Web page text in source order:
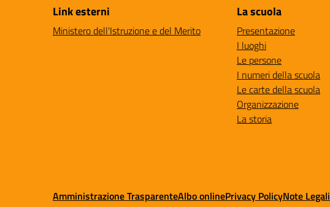
Link esterni
Ministero dell'Istruzione e del Merito
La scuola
Presentazione
I luoghi
Le persone
I numeri della scuola
Le carte della scuola
Organizzazione
La storia
Amministrazione TrasparenteAlbo onlinePrivacy PolicyNote Legali